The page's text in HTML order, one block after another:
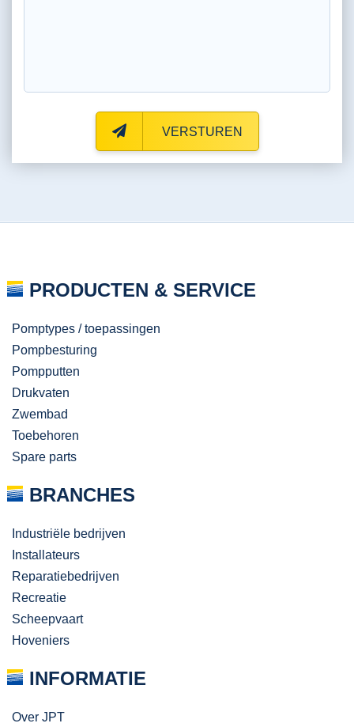
VERSTUREN
PRODUCTEN & SERVICE
Pomptypes / toepassingen
Pompbesturing
Pompputten
Drukvaten
Zwembad
Toebehoren
Spare parts
BRANCHES
Industriële bedrijven
Installateurs
Reparatiebedrijven
Recreatie
Scheepvaart
Hoveniers
INFORMATIE
Over JPT